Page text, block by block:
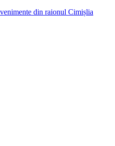
din raionul Cimișlia